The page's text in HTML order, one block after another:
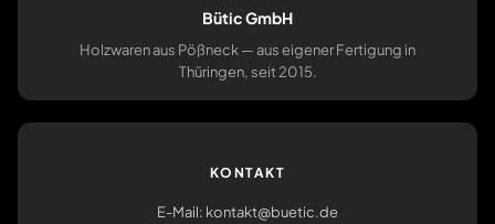
Bütic GmbH
Holzwaren aus Pößneck — aus eigener Fertigung in
Thüringen, seit 2015.
KONTAKT
E-Mail: kontakt@buetic.de